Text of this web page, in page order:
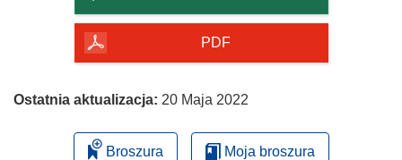
PDF
Ostatnia aktualizacja: 20 Maja 2022
Broszura Moja broszura